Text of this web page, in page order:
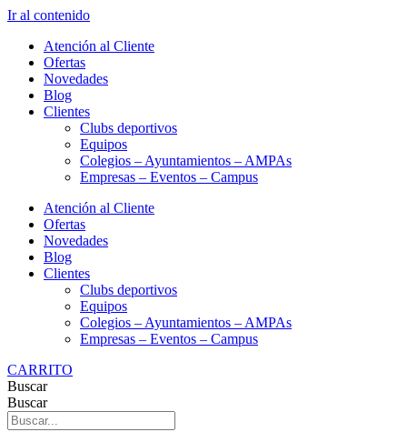
Ir al contenido
Atención al Cliente
Ofertas
Novedades
Blog
Clientes
Clubs deportivos
Equipos
Colegios – Ayuntamientos – AMPAs
Empresas – Eventos – Campus
Atención al Cliente
Ofertas
Novedades
Blog
Clientes
Clubs deportivos
Equipos
Colegios – Ayuntamientos – AMPAs
Empresas – Eventos – Campus
CARRITO
Buscar
Buscar